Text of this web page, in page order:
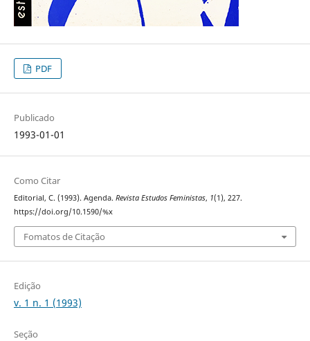
PDF
Publicado
1993-01-01
Como Citar
Editorial, C. (1993). Agenda. Revista Estudos Feministas, 1(1), 227.
https://doi.org/10.1590/%x
Fomatos de Citação
Edição
v. 1 n. 1 (1993)
Seção